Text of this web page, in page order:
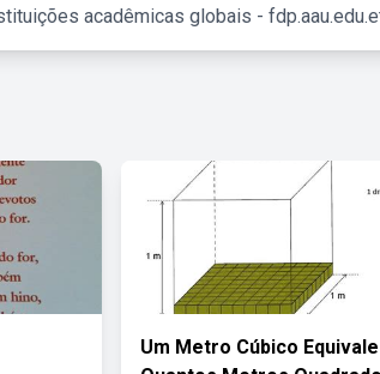
acadêmicas globais -
Um Metro Cúbico